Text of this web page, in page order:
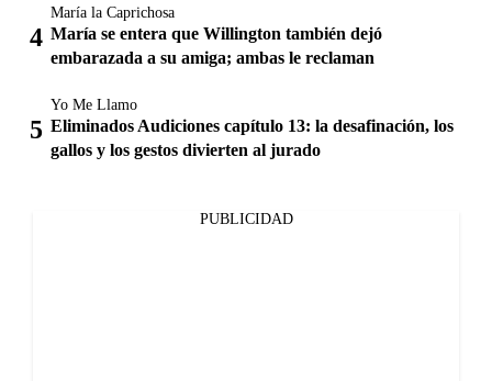
María la Caprichosa
María se entera que Willington también dejó
embarazada a su amiga; ambas le reclaman
Yo Me Llamo
Eliminados Audiciones capítulo 13: la desafinación, los
gallos y los gestos divierten al jurado
PUBLICIDAD